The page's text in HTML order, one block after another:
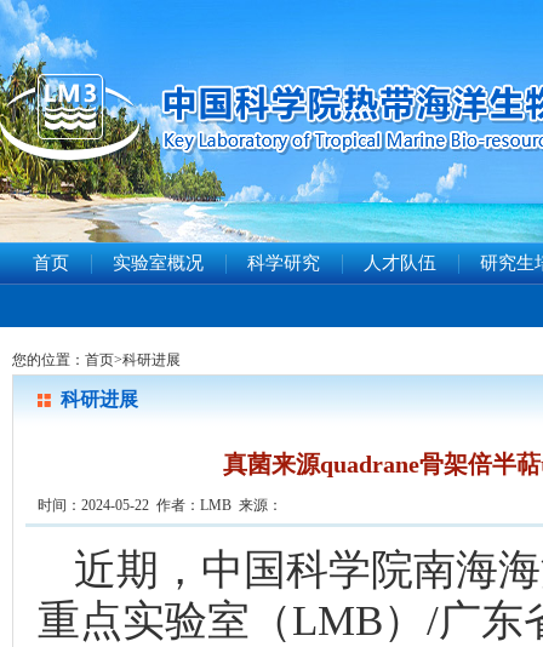
首页 实验室概况 科学研究 人才队伍 研究生
您的位置： 首页>科研进展
科研进展
真菌来源quadrane骨架倍半
时间：2024-05-22 作者：LMB 来源：
近期，中国科学院南海
重点实验室（LMB）/广